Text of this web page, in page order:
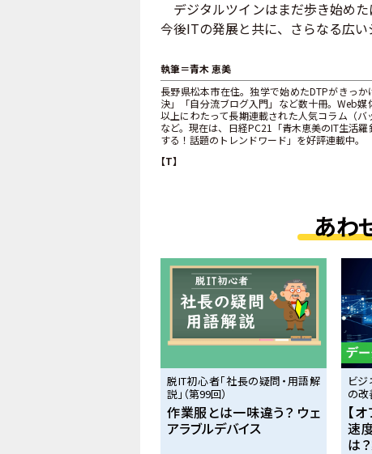
デジタルツインはまだ歩き始めた
今後ITの発展と共に、さらなる広い
執筆＝青木 恵美
長野県松本市在住。独学で始めたDTPがきっ
決」「自分流ブログ入門」など数十冊。Web
以上にわたって長期連載された人気コラム（
など。現在は、日経PC21「青木恵美のIT生活
する！話題のトレンドワード」を好評連載中。
【T】
あわ
脱IT初心者「社長の疑問・用語解
説」（第99回）
作業服とは一味違う？ ウェ
アラブルデバイス
ビ
の改
【
速
は